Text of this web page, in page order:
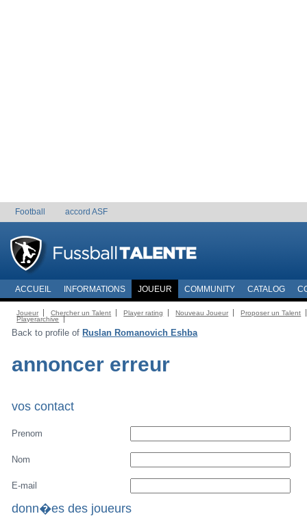
Football accord ASF
ACCUEIL INFORMATIONS JOUEUR COMMUNITY CATALOG
Joueur Chercher un Talent Player rating Nouveau Joueur
Proposer un Talent
Playerarchive
Back to profile of Ruslan Romanovich Eshba
annoncer erreur
vos contact
Prenom
Nom
E-mail
donn�es des joueurs